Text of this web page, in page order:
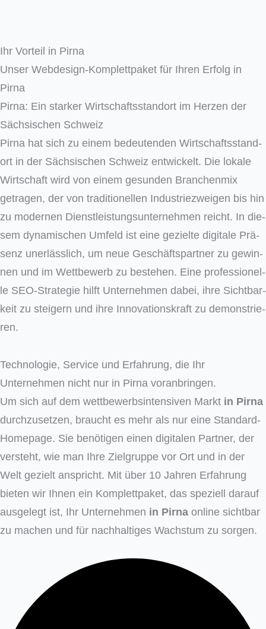
Ihr Vorteil in Pirna
Unser Webdesign-Komplettpaket für Ihren Erfolg in
Pirna
Pirna: Ein starker Wirtschaftsstandort im Herzen der
Sächsischen Schweiz
Pir­na hat sich zu einem bedeu­ten­den Wirt­schafts­stand­
ort in der Säch­si­schen Schweiz ent­wi­ckelt. Die loka­le
Wirt­schaft wird von einem gesun­den Bran­chen­mix
getra­gen, der von tra­di­tio­nel­len Indus­trie­zwei­gen bis hin
zu moder­nen Dienst­leis­tungs­un­ter­neh­men reicht. In die­
sem dyna­mi­schen Umfeld ist eine geziel­te digi­ta­le Prä­
senz uner­läss­lich, um neue Geschäfts­part­ner zu gewin­
nen und im Wett­be­werb zu bestehen. Eine pro­fes­sio­nel­
le SEO-Stra­te­gie hilft Unter­neh­men dabei, ihre Sicht­bar­
keit zu stei­gern und ihre Inno­va­ti­ons­kraft zu demons­trie­
ren.
Technologie, Service und Erfahrung, die Ihr
Unternehmen nicht nur in Pirna voranbringen.
Um sich auf dem wettbewerbsintensiven Markt in Pirna
durchzusetzen, braucht es mehr als nur eine Standard-
Homepage. Sie benötigen einen digitalen Partner, der
versteht, wie man Ihre Zielgruppe vor Ort und in der
Welt gezielt anspricht. Mit über 10 Jahren Erfahrung
bieten wir Ihnen ein Komplettpaket, das speziell darauf
ausgelegt ist, Ihr Unternehmen in Pirna online sichtbar
zu machen und für nachhaltiges Wachstum zu sorgen.